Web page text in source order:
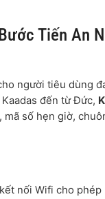
Tiến An
người tiêu dùng
đến từ Đức,
số hẹn giờ,
nối Wifi cho